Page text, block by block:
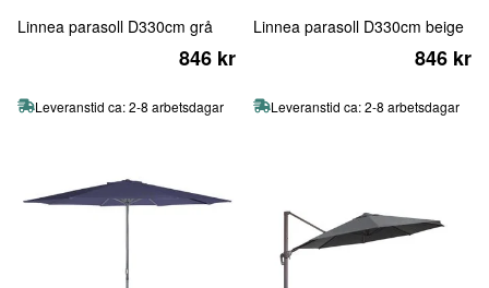
Linnea parasoll D330cm grå
846 kr
Leveranstid ca: 2-8 arbetsdagar
Linnea parasoll D330cm beige
846 kr
Leveranstid ca: 2-8 arbetsdagar